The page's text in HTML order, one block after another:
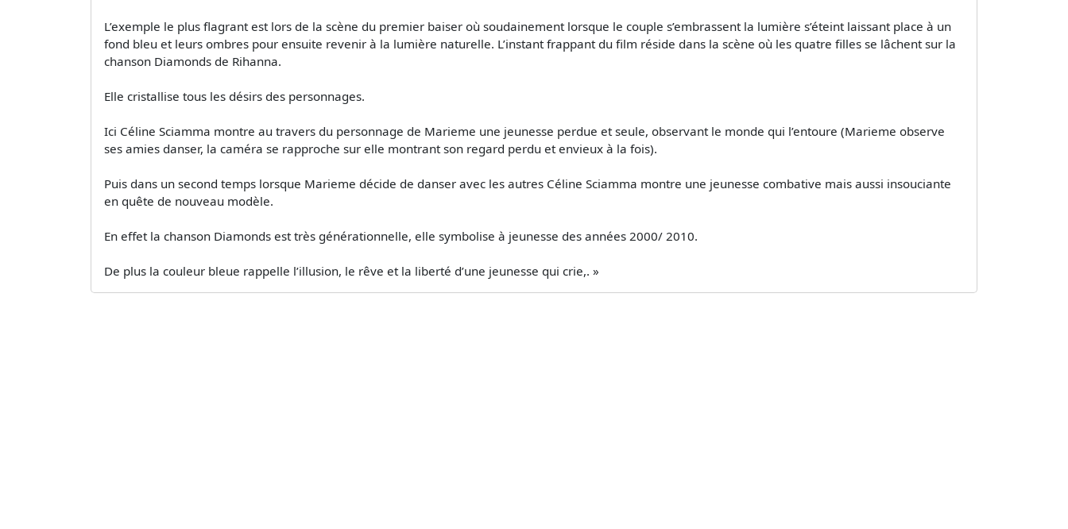
L’exemple le plus flagrant est lors de la scène du premier baiser où soudainement lorsque le couple s’embrassent la lumière s’éteint laissant place à un
fond bleu et leurs ombres pour ensuite revenir à la lumière naturelle. L’instant frappant du film réside dans la scène où les quatre filles se lâchent sur la
chanson Diamonds de Rihanna.
Elle cristallise tous les désirs des personnages.
Ici Céline Sciamma montre au travers du personnage de Marieme une jeunesse perdue et seule, observant le monde qui l’entoure (Marieme observe
ses amies danser, la caméra se rapproche sur elle montrant son regard perdu et envieux à la fois).
Puis dans un second temps lorsque Marieme décide de danser avec les autres Céline Sciamma montre une jeunesse combative mais aussi insouciante
en quête de nouveau modèle.
En effet la chanson Diamonds est très générationnelle, elle symbolise à jeunesse des années 2000/ 2010.
De plus la couleur bleue rappelle l’illusion, le rêve et la liberté d’une jeunesse qui crie,. »